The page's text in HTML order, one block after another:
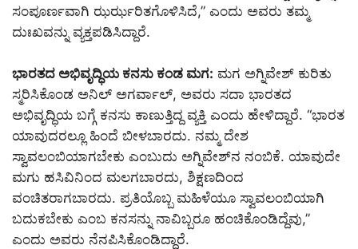
ಸಂಪೂರ್ಣವಾಗಿ ಝರ್ಝರಿತಗೊಳಿಸಿದೆ,” ಎಂದು ಅವರು ತಮ್ಮ
ದುಃಖವನ್ನು ವ್ಯಕ್ತಪಡಿಸಿದ್ದಾರೆ.
ಭಾರತದ ಅಭಿವೃದ್ಧಿಯ ಕನಸು ಕಂಡ ಮಗ: ಮಗ ಅಗ್ನಿವೇಶ್ ಕುರಿತು
ಸ್ಮರಿಸಿಕೊಂಡ ಅನಿಲ್ ಅಗರ್ವಾಲ್, ಅವರು ಸದಾ ಭಾರತದ
ಅಭಿವೃದ್ಧಿಯ ಬಗ್ಗೆ ಕನಸು ಕಾಣುತ್ತಿದ್ದ ವ್ಯಕ್ತಿ ಎಂದು ಹೇಳಿದ್ದಾರೆ. “ಭಾರತ
ಯಾವುದರಲ್ಲೂ ಹಿಂದೆ ಬೀಳಬಾರದು. ನಮ್ಮ ದೇಶ
ಸ್ವಾವಲಂಬಿಯಾಗಬೇಕು ಎಂಬುದು ಅಗ್ನಿವೇಶ್‌ನ ನಂಬಿಕೆ. ಯಾವುದೇ
ಮಗು ಹಸಿವಿನಿಂದ ಮಲಗಬಾರದು, ಶಿಕ್ಷಣದಿಂದ
ವಂಚಿತರಾಗಬಾರದು. ಪ್ರತಿಯೊಬ್ಬ ಮಹಿಳೆಯೂ ಸ್ವಾವಲಂಬಿಯಾಗಿ
ಬದುಕಬೇಕು ಎಂಬ ಕನಸನ್ನು ನಾವಿಬ್ಬರೂ ಹಂಚಿಕೊಂಡಿದ್ದೆವು,”
ಎಂದು ಅವರು ನೆನಪಿಸಿಕೊಂಡಿದ್ದಾರೆ.